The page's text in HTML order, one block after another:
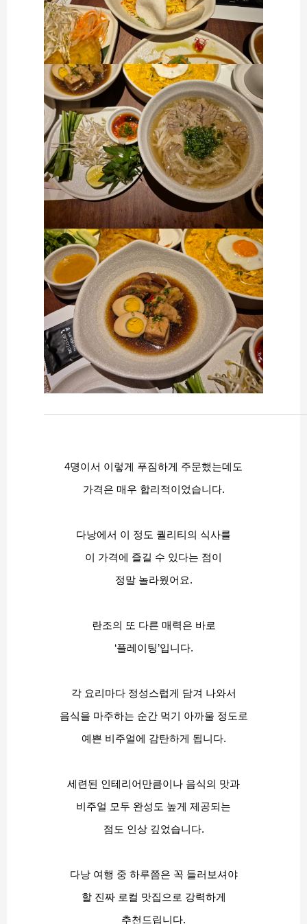
4명이서 이렇게 푸짐하게 주문했는데도
가격은 매우 합리적이었습니다.
다낭에서 이 정도 퀄리티의 식사를
이 가격에 즐길 수 있다는 점이
정말 놀라웠어요.
란조의 또 다른 매력은 바로
‘플레이팅’입니다.
각 요리마다 정성스럽게 담겨 나와서
음식을 마주하는 순간 먹기 아까울 정도로
예쁜 비주얼에 감탄하게 됩니다.
세련된 인테리어만큼이나 음식의 맛과
비주얼 모두 완성도 높게 제공되는
점도 인상 깊었습니다.
다낭 여행 중 하루쯤은 꼭 들러보셔야
할 진짜 로컬 맛집으로 강력하게
추천드립니다.